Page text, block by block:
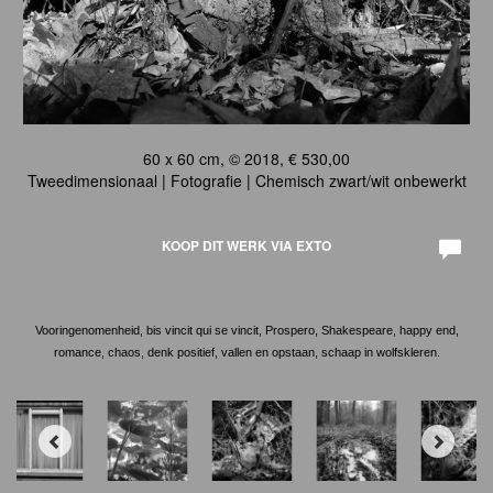
60 x 60 cm, © 2018, € 530,00
Tweedimensionaal | Fotografie | Chemisch zwart/wit onbewerkt
KOOP DIT WERK VIA EXTO
Vooringenomenheid, bis vincit qui se vincit, Prospero, Shakespeare, happy end,
romance, chaos, denk positief, vallen en opstaan, schaap in wolfskleren.